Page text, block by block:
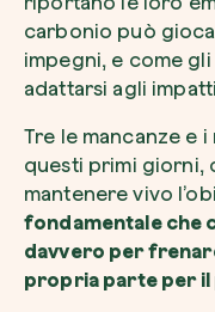
carbonio può
impegni, e come
adattarsi agli
Tre le mancanze e
questi primi giorni,
mantenere vivo
fondamentale che
davvero per
propria parte per il